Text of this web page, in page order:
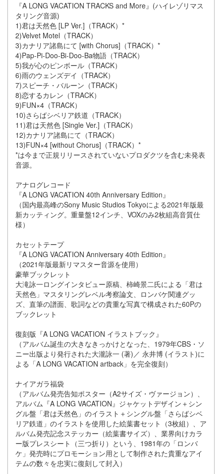
『A LONG VACATION TRACKS and More』(ハイレゾリマス
タリング音源)
1)君は天然色 [LP Ver.]（TRACK）*
2)Velvet Motel（TRACK）
3)カナリア諸島にて [with Chorus]（TRACK）*
4)Pap-Pi-Doo-Bi-Doo-Ba物語（TRACK）
5)我が心のピンボール（TRACK）
6)雨のウェンズデイ（TRACK）
7)スピーチ・バルーン（TRACK）
8)恋するカレン（TRACK）
9)FUN×4（TRACK）
10)さらばシベリア鉄道（TRACK）
11)君は天然色 [Single Ver.]（TRACK）
12)カナリア諸島にて（TRACK）
13)FUN×4 [without Chorus]（TRACK）*
*は今まで正規リリースされていないプロダクツを含む未発表
音源。
アナログレコード
『A LONG VACATION 40th Anniversary Edition』
（国内最高峰のSony Music Studios Tokyoによる2021年版最
新カッティング。重量盤12インチ、VOXのみ2枚組高音質仕
様）
カセットテープ
『A LONG VACATION Anniversary 40th Edition』
（2021年版最新リマスター音源を使用）
豪華ブックレット
大滝詠一ロングインタビュー原稿、柿崎景二氏による「君は
天然色」マスタリングレベル考察論文、ロンバケ関連グッ
ズ、直筆の譜面、歌詞などの貴重な写真で構成された60Pの
ブックレット
復刻版『A LONG VACATION イラストブック』
（アルバム誕生の大きなきっかけとなった、1979年CBS・ソ
ニー出版より発行された大瀧詠一 (著)／ 永井博 (イラスト)に
よる「A LONG VACATION artback」を完全復刻）
ナイアガラ福袋
（アルバム発売告知ポスター（A2サイズ・ヴァージョン）、
アルバム『A LONG VACATION』ジャケットデザイン＋シン
グル盤「君は天然色」のイラスト＋シングル盤「さらばシベ
リア鉄道」のイラストを使用した絵葉書セット（3枚組）、ア
ルバム発売記念ステッカー（絵葉書サイズ）、業界向けカラ
ー版プレスシート（三つ折り）という、1981年の「ロンバ
ケ」発売時にプロモーション用として制作された貴重なアイ
テムの数々を忠実に復刻して封入）